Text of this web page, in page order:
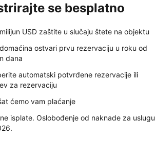
se besplatno
USD zaštite u slučaju štete na objektu
ostvari prvu rezervaciju u roku od
dana
automatski potvrđene rezervacije ili
za rezervaciju
ćemo vam plaćanje
isplate. Oslobođenje od naknade za uslugu